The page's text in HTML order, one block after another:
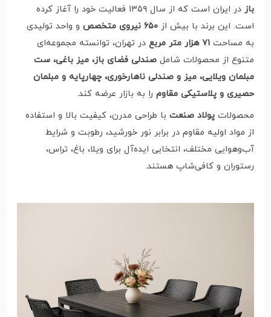
باز
در ایران است که از سال ۱۳۵۹ فعالیت خود را آغاز کرده
است. این برند با بیش از ۶۵۰ نیروی متخصص
و واحد تولیدی
به مساحت ۷۱ هزار متر مربع
در تهران، توانسته مجموعه‌ای
متنوع از محصولات شامل صندلی فضای باز، میز باغی، ست
مبلمان ویلایی، میز و صندلی ناهارخوری، چهارپایه و مبلمان
حصیری و پلاستیکی مقاوم را به بازار عرضه کند.
محصولات پولاد صنعت با طراحی مدرن، کیفیت بالا و استفاده
از مواد اولیه مقاوم در برابر نور خورشید، رطوبت و شرایط
آب‌وهوایی مختلف، انتخابی ایده‌آل برای ویلا، باغ، تراس،
رستوران و کافی‌شاپ هستند.